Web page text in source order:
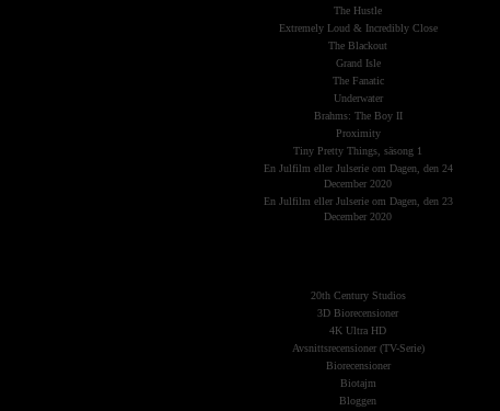
The Hustle
Extremely Loud & Incredibly Close
The Blackout
Grand Isle
The Fanatic
Underwater
Brahms: The Boy II
Proximity
Tiny Pretty Things, säsong 1
En Julfilm eller Julserie om Dagen, den 24
December 2020
En Julfilm eller Julserie om Dagen, den 23
December 2020
20th Century Studios
3D Biorecensioner
4K Ultra HD
Avsnittsrecensioner (TV-Serie)
Biorecensioner
Biotajm
Bloggen